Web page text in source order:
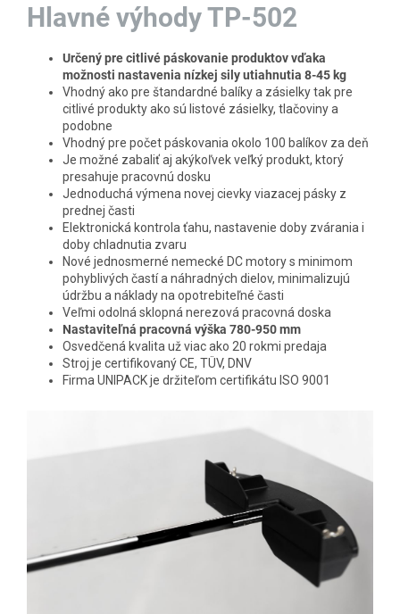
Hlavné výhody TP-502
Určený pre citlivé páskovanie produktov vďaka
možnosti nastavenia nízkej sily utiahnutia 8-45 kg
Vhodný ako pre štandardné balíky a zásielky tak pre
citlivé produkty ako sú listové zásielky, tlačoviny a
podobne
Vhodný pre počet páskovania okolo 100 balíkov za deň
Je možné zabaliť aj akýkoľvek veľký produkt, ktorý
presahuje pracovnú dosku
Jednoduchá výmena novej cievky viazacej pásky z
prednej časti
Elektronická kontrola ťahu, nastavenie doby zvárania i
doby chladnutia zvaru
Nové jednosmerné nemecké DC motory s minimom
pohyblivých častí a náhradných dielov, minimalizujú
údržbu a náklady na opotrebiteľné časti
Veľmi odolná sklopná nerezová pracovná doska
Nastaviteľná pracovná výška 780-950 mm
Osvedčená kvalita už viac ako 20 rokmi predaja
Stroj je certifikovaný CE, TÜV, DNV
Firma UNIPACK je držiteľom certifikátu ISO 9001